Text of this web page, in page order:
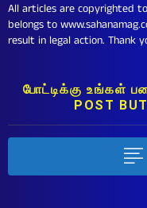
All articles are copyrighted
belongs to
result in legal action. Thank
போட்டிக்கு உங்கள்
POST